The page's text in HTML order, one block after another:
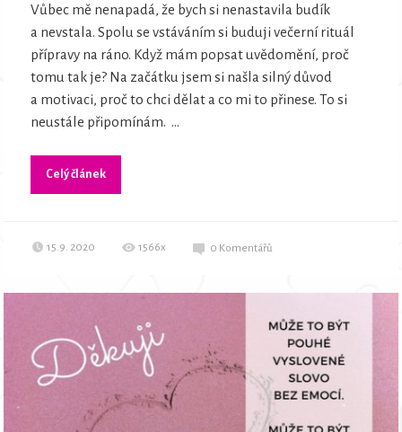
Vůbec mě nenapadá, že bych si nenastavila budík
a nevstala. Spolu se vstáváním si buduji večerní rituál
přípravy na ráno. Když mám popsat uvědomění, proč
tomu tak je? Na začátku jsem si našla silný důvod
a motivaci, proč to chci dělat a co mi to přinese. To si
neustále připomínám. ...
Celý článek
15.9. 2020 1566x 0 Komentářů